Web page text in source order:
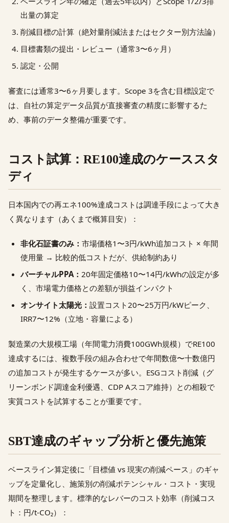
出量の算定
削減目標の計算（絶対量削減法またはセクター別方法論）
目標書類の提出・レビュー（通常3〜6ヶ月）
認定・公開
審査には通常3〜6ヶ月要します。Scope 3を含む目標設定で
は、自社の算定データ品質が直接審査の精度に影響するた
め、事前のデータ整備が重要です。
コスト試算：RE100達成のケーススタ
ディ
日本国内での再エネ100%達成コストは調達手段によって大き
く異なります（あくまで概算目安）：
非化石証書のみ：市場価格1〜3円/kWh追加コスト × 年間
使用量 → 比較的低コストだが、供給制約あり
バーチャルPPA： 20年固定価格10〜14円/kWhの設定が多
く、市場電力価格との差額が損益インパクト
オンサイト太陽光：設置コスト20〜25万円/kWピーク、
IRR7〜12%（立地・容量による）
製造業の大規模工場（年間電力消費100GWh規模）でRE100
達成するには、複数手段の組み合わせで年間数億〜十数億円
の追加コストが発生するケースが多い。ESGコスト削減（グ
リーンボンド調達金利優遇、CDP Aスコア維持）との相殺で
実質コストを試算することが重要です。
SBT達成のギャップ分析と優先施策
ベースライン算定後に「目標値 vs 現実の削減ペース」のギャ
ップを定量化し、施策別の削減ポテンシャル・コスト・実現
期間を整理します。標準的なレバーのコスト効率（削減コス
ト：円/t-CO₂）：